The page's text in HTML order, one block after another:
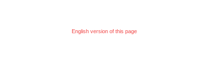
English version of this page